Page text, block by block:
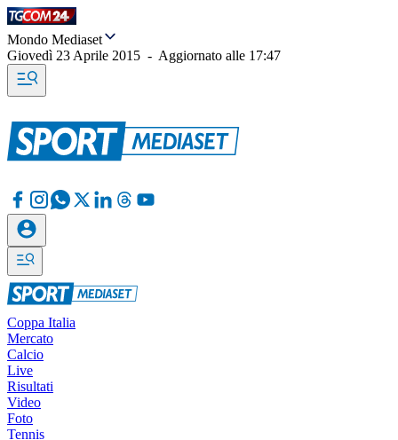
Mondo Mediaset
Giovedì 23 Aprile 2015 - Aggiornato alle 17:47
Coppa Italia
Mercato
Calcio
Live
Risultati
Video
Foto
Tennis